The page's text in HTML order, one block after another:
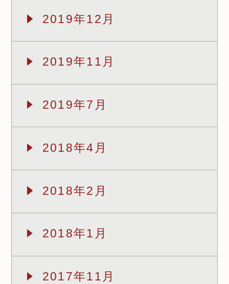
2019年12月
2019年11月
2019年7月
2018年4月
2018年2月
2018年1月
2017年11月